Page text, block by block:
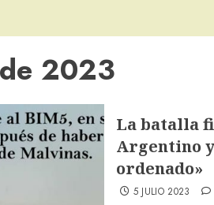
2023
La batalla
Argentino
ordenado»
5 JULIO 2023